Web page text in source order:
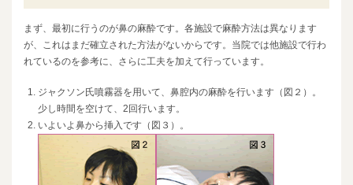
まず、最初に行うのが鼻の麻酔です。各施設で麻酔方法は異なります
が、これはまだ確立された方法がないからです。当院では他施設で行わ
れているのを参考に、さらに工夫を加えて行っています。
ジャクソン氏噴霧器を用いて、鼻腔内の麻酔を行います（図２）。
少し時間を空けて、2回行います。
いよいよ鼻から挿入です（図３）。